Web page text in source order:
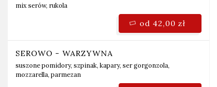
mix serów, rukola
SEROWO - WARZYWNA
suszone pomidory, szpinak, kapary, ser gorgonzola,
mozzarella, parmezan